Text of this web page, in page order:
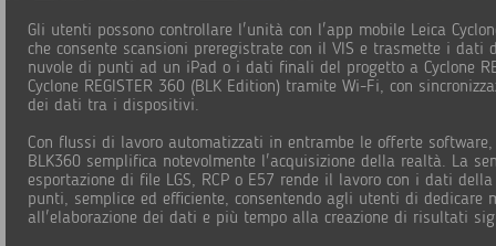
Gli utenti possono controllare l'unità con l'app mobile Leica
che consente scansioni preregistrate con il VIS e trasmette i dati
nuvole di punti ad un iPad o i dati finali del progetto a Cyclone
Cyclone REGISTER 360 (BLK Edition) tramite Wi-Fi, con
dei dati tra i dispositivi.
Con flussi di lavoro automatizzati in entrambe le offerte
BLK360 semplifica notevolmente l'acquisizione della realtà. La
esportazione di file LGS, RCP o E57 rende il lavoro con i dati
punti, semplice ed efficiente, consentendo agli utenti di dedicare
all'elaborazione dei dati e più tempo alla creazione di risultati